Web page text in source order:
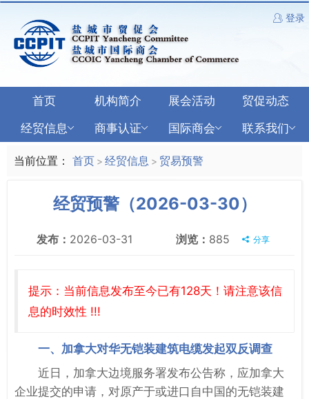
登录
首页 机构简介 展会活动
贸促动态
经贸信息
商事认证 国际商会 联系我们
当前位置： 首页 > 经贸信息 > 贸易预警
经贸预警（2026-03-30）
发布： 2026-03-31 浏览： 885 分享
提示：当前信息发布至今已有128天！请注意该信
息的时效性 !!!
一、加拿大对华无铠装建筑电缆发起双反调查
近日，加拿大边境服务署发布公告称，应加拿大
企业提交的申请，对原产于或进口自中国的无铠装建